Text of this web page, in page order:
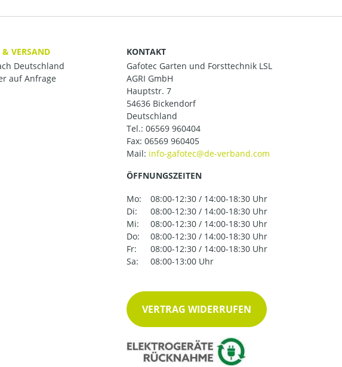
& VERSAND
Deutschland
auf Anfrage
KONTAKT
Gafotec Garten und Forsttechnik LSL
AGRI GmbH
Hauptstr. 7
54636 Bickendorf
Deutschland
Tel.: 06569 960404
Fax: 06569 960405
Mail:
ÖFFNUNGSZEITEN
Mo:
08:00-12:30 / 14:00-18:30 Uhr
Di:
08:00-12:30 / 14:00-18:30 Uhr
Mi:
08:00-12:30 / 14:00-18:30 Uhr
Do:
08:00-12:30 / 14:00-18:30 Uhr
Fr:
08:00-12:30 / 14:00-18:30 Uhr
Sa:
08:00-13:00 Uhr
VERTRAG WIDERRUFEN